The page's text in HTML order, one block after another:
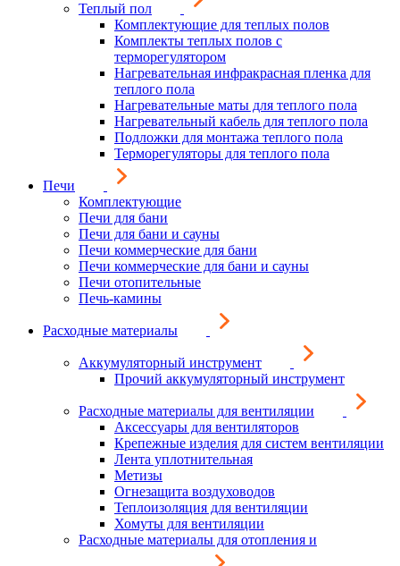
Теплый пол
Комплектующие для теплых полов
Комплекты теплых полов с
терморегулятором
Нагревательная инфракрасная пленка для
теплого пола
Нагревательные маты для теплого пола
Нагревательный кабель для теплого пола
Подложки для монтажа теплого пола
Терморегуляторы для теплого пола
Печи
Комплектующие
Печи для бани
Печи для бани и сауны
Печи коммерческие для бани
Печи коммерческие для бани и сауны
Печи отопительные
Печь-камины
Расходные материалы
Аккумуляторный инструмент
Прочий аккумуляторный инструмент
Расходные материалы для вентиляции
Аксессуары для вентиляторов
Крепежные изделия для систем вентиляции
Лента уплотнительная
Метизы
Огнезащита воздуховодов
Теплоизоляция для вентиляции
Хомуты для вентиляции
Расходные материалы для отопления и